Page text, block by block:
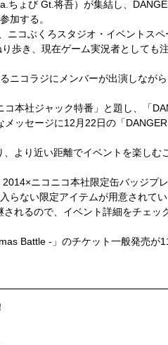
ちょび Gt.将吾）が集結し、
加する。
コぶくろスタジオ・イベントスペ
歩き、現在ゲーム実況者としても
ニコラジにメンバーが出演しなが
本社ジャック特番」と題し、「
ッセージに12月22日の「
より近い距離でイベントを楽しむ
ニコニコ本社限定缶バッジプ
らない限定アイテムが用意されてい
れるので、イベント詳細をチェッ
Battle -」のチケット一般発売が